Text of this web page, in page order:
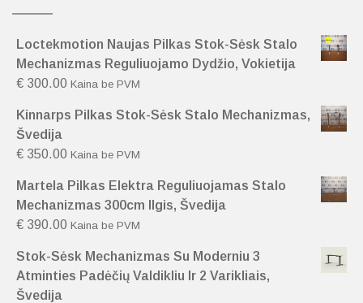
Loctekmotion Naujas Pilkas Stok-Sėsk Stalo
Mechanizmas Reguliuojamo Dydžio, Vokietija
€ 300.00 Kaina be PVM
Kinnarps Pilkas Stok-Sėsk Stalo Mechanizmas,
Švedija
€ 350.00 Kaina be PVM
Martela Pilkas Elektra Reguliuojamas Stalo
Mechanizmas 300cm Ilgis, Švedija
€ 390.00 Kaina be PVM
Stok-Sėsk Mechanizmas Su Moderniu 3
Atminties Padėčių Valdikliu Ir 2 Varikliais,
Švedija